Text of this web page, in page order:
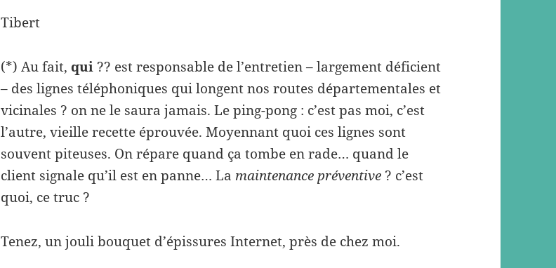
Tibert
(*) Au fait, qui ?? est responsable de l’entretien – largement déficient
– des lignes téléphoniques qui longent nos routes départementales et
vicinales ? on ne le saura jamais. Le ping-pong : c’est pas moi, c’est
l’autre, vieille recette éprouvée. Moyennant quoi ces lignes sont
souvent piteuses. On répare quand ça tombe en rade… quand le
client signale qu’il est en panne… La maintenance préventive ? c’est
quoi, ce truc ?
Tenez, un jouli bouquet d’épissures Internet, près de chez moi.